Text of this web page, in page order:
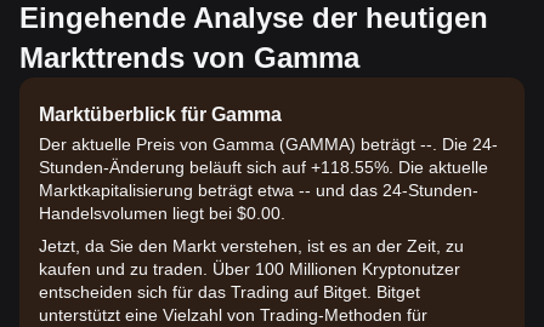
Eingehende Analyse der heutigen
Markttrends von Gamma
Marktüberblick für Gamma
Der aktuelle Preis von Gamma (GAMMA) beträgt --. Die 24-
Stunden-Änderung beläuft sich auf +118.55%. Die aktuelle
Marktkapitalisierung beträgt etwa -- und das 24-Stunden-
Handelsvolumen liegt bei $0.00.
Jetzt, da Sie den Markt verstehen, ist es an der Zeit, zu
kaufen und zu traden. Über 100 Millionen Kryptonutzer
entscheiden sich für das Trading auf Bitget. Bitget
unterstützt eine Vielzahl von Trading-Methoden für